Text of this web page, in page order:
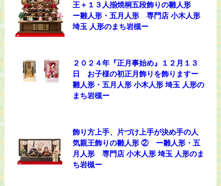
王＋１３人揃焼桐五段飾りの雛人形
ー雛人形・五月人形 専門店 小木人形
埼玉 人形のまち岩槻ー
２０２４年『正月事始め』１２月１３
日 お子様の初正月飾りを飾りますー
雛人形・五月人形 小木人形 埼玉 人形の
まち岩槻ー
飾り方上手、片づけ上手が決め手の人
気親王飾りの雛人形 ② ー雛人形・五
月人形 専門店 小木人形 埼玉 人形のま
ち岩槻ー